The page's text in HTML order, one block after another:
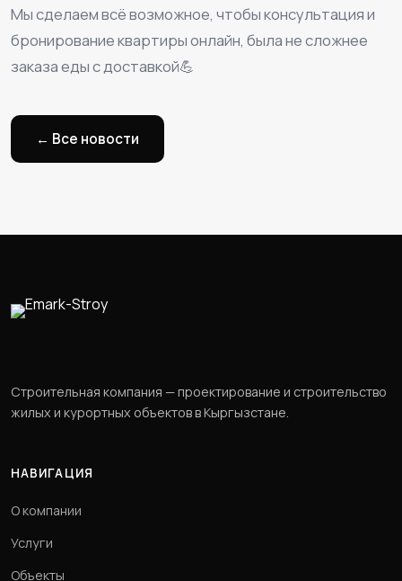
Мы сделаем всё возможное, чтобы консультация и
бронирование квартиры онлайн, была не сложнее
заказа еды с доставкой💪
← Все новости
Строительная компания — проектирование и строительство
жилых и курортных объектов в Кыргызстане.
НАВИГАЦИЯ
О компании
Услуги
Объекты